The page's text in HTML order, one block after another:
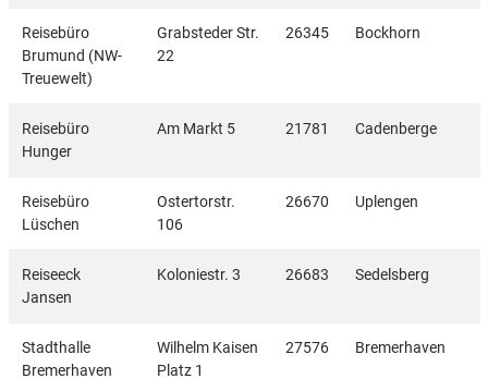
Reisebüro
Brumund (NW-
Treuewelt)
Grabsteder Str.
22
26345 Bockhorn
Reisebüro
Hunger
Am Markt 5 21781 Cadenberge
Reisebüro
Lüschen
Ostertorstr.
106
26670 Uplengen
Reiseeck
Jansen
Koloniestr. 3 26683 Sedelsberg
Stadthalle
Bremerhaven
Wilhelm Kaisen
Platz 1
27576 Bremerhaven